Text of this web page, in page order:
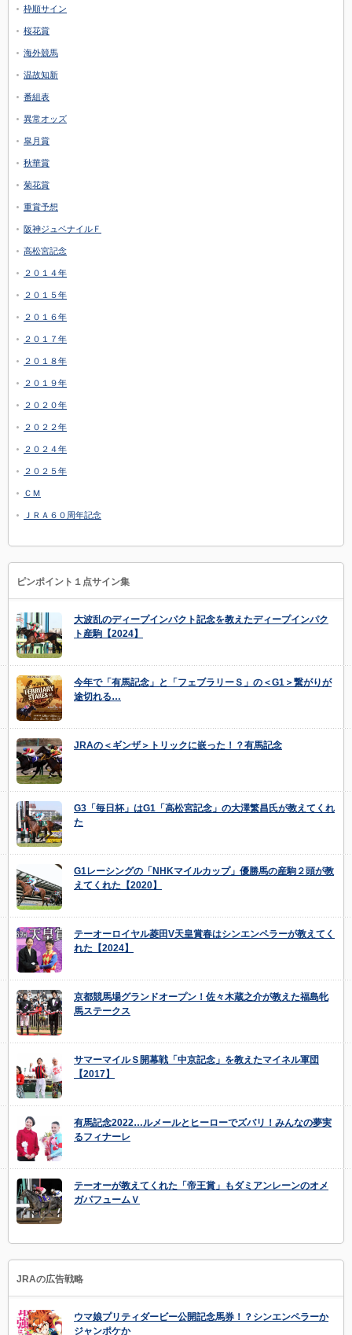
枠順サイン
桜花賞
海外競馬
温故知新
番組表
異常オッズ
皐月賞
秋華賞
菊花賞
重賞予想
阪神ジュベナイルＦ
高松宮記念
２０１４年
２０１５年
２０１６年
２０１７年
２０１８年
２０１９年
２０２０年
２０２２年
２０２４年
２０２５年
ＣＭ
ＪＲＡ６０周年記念
ピンポイント１点サイン集
大波乱のディープインパクト記念を教えたディープインパク
ト産駒【2024】
今年で「有馬記念」と「フェブラリーＳ」の＜G1＞繋がりが
途切れる…
JRAの＜ギンザ＞トリックに嵌った！？有馬記念
G3「毎日杯」はG1「高松宮記念」の大澤繁昌氏が教えてくれ
た
G1レーシングの「NHKマイルカップ」優勝馬の産駒２頭が教
えてくれた【2020】
テーオーロイヤル菱田V天皇賞春はシンエンペラーが教えてく
れた【2024】
京都競馬場グランドオープン！佐々木蔵之介が教えた福島牝
馬ステークス
サマーマイルＳ開幕戦「中京記念」を教えたマイネル軍団
【2017】
有馬記念2022…ルメールとヒーローでズバリ！みんなの夢実
るフィナーレ
テーオーが教えてくれた「帝王賞」もダミアンレーンのオメ
ガパフュームＶ
JRAの広告戦略
ウマ娘プリティダービー公開記念馬券！？シンエンペラーか
ジャンポケか